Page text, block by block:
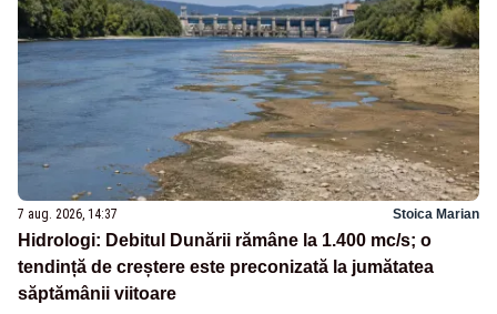
7 aug. 2026, 14:37 Stoica Marian
Hidrologi: Debitul Dunării rămâne la 1.400 mc/s; o
tendință de creștere este preconizată la jumătatea
săptămânii viitoare